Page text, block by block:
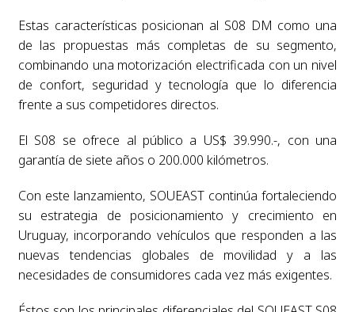
Estas características posicionan al S08 DM como una
de las propuestas más completas de su segmento,
combinando una motorización electrificada con un nivel
de confort, seguridad y tecnología que lo diferencia
frente a sus competidores directos.
El S08 se ofrece al público a US$ 39.990.-, con una
garantía de siete años o 200.000 kilómetros.
Con este lanzamiento, SOUEAST continúa fortaleciendo
su estrategia de posicionamiento y crecimiento en
Uruguay, incorporando vehículos que responden a las
nuevas tendencias globales de movilidad y a las
necesidades de consumidores cada vez más exigentes.